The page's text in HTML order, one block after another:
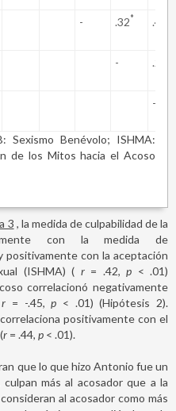
- .32* .44
- .21
-
Sexismo Benévolo; ISHMA:
de los Mitos hacia el Acoso
3 , la medida de culpabilidad de la
con la medida de
positivamente con la aceptación
(ISHMA) ( r= .42, p < .01)
correlacionó negativamente
r = -.45,p < .01) (Hipótesis 2).
positivamente con el
r = .44, p < .01).
que lo que hizo Antonio fue un
más al acosador que a la
al acosador como más